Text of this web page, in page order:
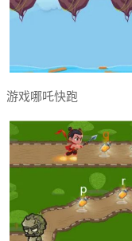
游戏哪吒快跑